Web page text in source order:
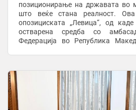
позиционирање на државата во
што веќе стана реалност.
опозициската „Левица“, од
остварена средба со
Федерација во Република